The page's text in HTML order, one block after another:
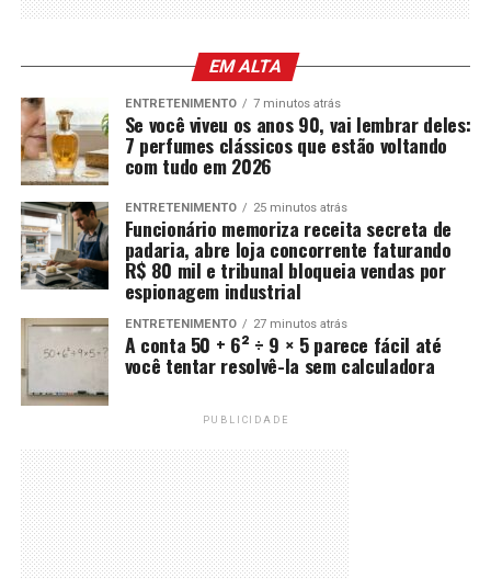
EM ALTA
ENTRETENIMENTO 7 minutos atrás
Se você viveu os anos 90, vai lembrar deles:
7 perfumes clássicos que estão voltando
com tudo em 2026
ENTRETENIMENTO 25 minutos atrás
Funcionário memoriza receita secreta de
padaria, abre loja concorrente faturando
R$ 80 mil e tribunal bloqueia vendas por
espionagem industrial
ENTRETENIMENTO 27 minutos atrás
A conta 50 + 6² ÷ 9 × 5 parece fácil até
você tentar resolvê-la sem calculadora
PUBLICIDADE